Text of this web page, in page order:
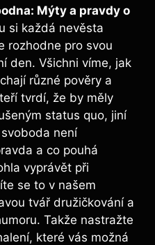
Mýty a ‌pravdy o⁢
si každá nevěsta
rozhodne pro svou
den. Všichni víme,⁣ jak
různé⁢ pověry a
tvrdí, že by⁢ měly
status quo, jiní
není⁣
a co ⁣pouhá‍
vyprávět při
‍se ​to v našem
tvář družičkování‌ a
Takže nastražte
‍které⁢ vás možná